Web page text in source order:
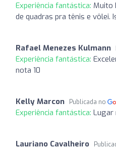
Experiência fantástica: Muito
de quadras pra tênis e vôlei.
Rafael Menezes Kulmann
Experiência fantástica:
nota 10
Kelly Marcon Publicada no
Experiência fantástica: Lugar
Lauriano Cavalheiro